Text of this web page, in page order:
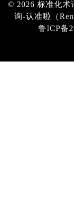
© 2026 标准化术
询-认准啦（
鲁ICP备